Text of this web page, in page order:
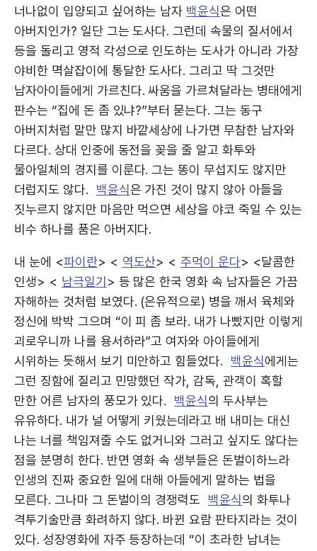
너나없이 입양되고 싶어하는 남자 백윤식은 어떤
아버지인가? 일단 그는 도사다. 그런데 속물의 질서에서
등을 돌리고 영적 각성으로 인도하는 도사가 아니라 가장
야비한 멱살잡이에 통달한 도사다. 그리고 딱 그것만
남자아이들에게 가르친다. 싸움을 가르쳐달라는 병태에게
판수는 “집에 돈 좀 있냐?”부터 묻는다. 그는 동구
아버지처럼 말만 많지 바깥세상에 나가면 무참한 남자와
다르다. 상대 인중에 동전을 꽂을 줄 알고 화투와
물아일체의 경지를 이룬다. 그는 똥이 무섭지도 않지만
더럽지도 않다.
백윤식은 가진 것이 많지 않아 아들을
짓누르지 않지만 마음만 먹으면 세상을 야코 죽일 수 있는
비수 하나를 품은 아버지다.
내 눈에 <파이란> < 역도산> < 주먹이 운다> <달콤한
인생> < 남극일기 > 등 많은 한국 영화 속 남자들은 가끔
자해하는 것처럼 보였다. (은유적으로) 병을 깨서 육체와
정신에 박박 그으며 “이 피 좀 보라. 내가 나빴지만 이렇게
괴로우니까 나를 용서하라”고 여자와 아이들에게
시위하는 듯해서 보기 미안하고 힘들었다.
백윤식에게는
그런 징함에 질리고 민망했던 작가, 감독, 관객이 혹할
만한 어른 남자의 풍모가 있다.
백윤식의 두사부는
유유하다. 내가 널 어떻게 키웠는데라고 배 내미는 대신
나는 너를 책임져줄 수도 없거니와 그러고 싶지도 않다는
점을 분명히 한다. 반면 영화 속 생부들은 돈벌이하느라
인생의 진짜 중요한 일에 대해 아들에게 말하는 법을
모른다. 그나마 그 돈벌이의 경쟁력도
백윤식의 화투나
격투기술만큼 화려하지 않다. 바뀐 요람 판타지라는 것이
있다. 성장영화에 자주 등장하는데 “이 초라한 남녀는